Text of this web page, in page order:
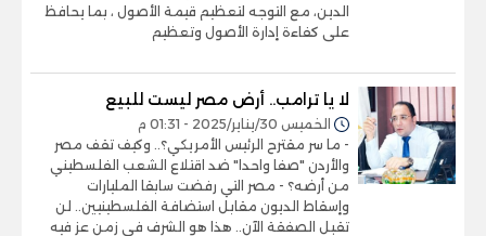
الدين، مع التوجه لتعظيم قيمة الأصول ، بما يحافظ
على كفاءة إدارة الأصول وتعظيم
لا يا ترامب.. أرض مصر ليست للبيع
الخميس 30/يناير/2025 - 01:31 م
- ما سر مقترح الرئيس الأمريكي؟.. وكيف تقف مصر
والأردن "صفا واحدا" ضد اقتلاع الشعب الفلسطيني
من أرضه؟ - مصر التي رفضت سابقا المليارات
وإسقاط الديون مقابل استضافة الفلسطينيين.. لن
تقبل الصفقة الآن.. هذا هو الشرف في زمن عز فيه